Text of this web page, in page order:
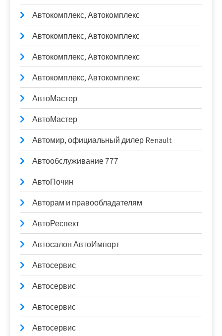
Автокомплекс, Автокомплекс
Автокомплекс, Автокомплекс
Автокомплекс, Автокомплекс
Автокомплекс, Автокомплекс
АвтоМастер
АвтоМастер
Автомир, официальный дилер Renault
Автообслуживание 777
АвтоПочин
Авторам и правообладателям
АвтоРеспект
Автосалон АвтоИмпорт
Автосервис
Автосервис
Автосервис
Автосервис